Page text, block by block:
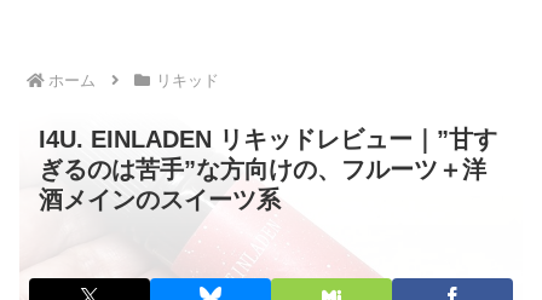
ホーム リキッド
I4U. EINLADEN リキッドレビュー｜”甘す
ぎるのは苦手”な方向けの、フルーツ＋洋
酒メインのスイーツ系